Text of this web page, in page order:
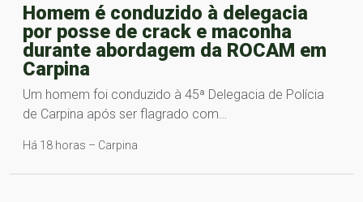
Homem é conduzido à delegacia
por posse de crack e maconha
durante abordagem da ROCAM em
Carpina
Um homem foi conduzido à 45ª Delegacia de Polícia
de Carpina após ser flagrado com…
Há 18 horas – Carpina